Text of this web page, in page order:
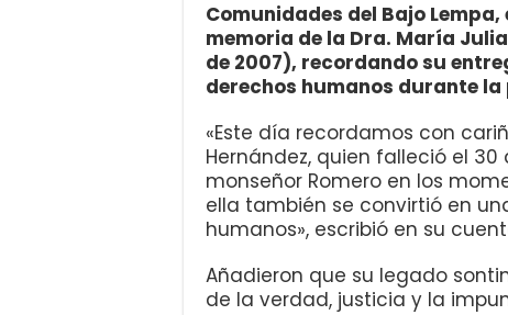
Comunidades del Bajo
memoria de la Dra. María
de 2007), recordando su
derechos humanos durante
«Este día recordamos con
Hernández, quien falleció el
monseñor Romero en los
ella también se convirtió en
humanos», escribió en su
Añadieron que su legado
de la verdad, justicia y la